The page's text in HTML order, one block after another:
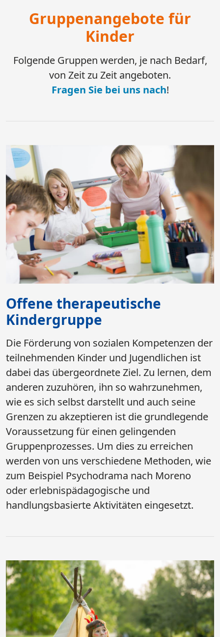
Gruppenangebote für
Kinder
Folgende Gruppen werden, je nach Bedarf,
von Zeit zu Zeit angeboten.
Fragen Sie bei uns nach!
Offene therapeutische
Kindergruppe
Die Förderung von sozialen Kompetenzen der
teilnehmenden Kinder und Jugendlichen ist
dabei das übergeordnete Ziel. Zu lernen, dem
anderen zuzuhören, ihn so wahrzunehmen,
wie es sich selbst darstellt und auch seine
Grenzen zu akzeptieren ist die grundlegende
Voraussetzung für einen gelingenden
Gruppenprozesses. Um dies zu erreichen
werden von uns verschiedene Methoden, wie
zum Beispiel Psychodrama nach Moreno
oder erlebnispädagogische und
handlungsbasierte Aktivitäten eingesetzt.